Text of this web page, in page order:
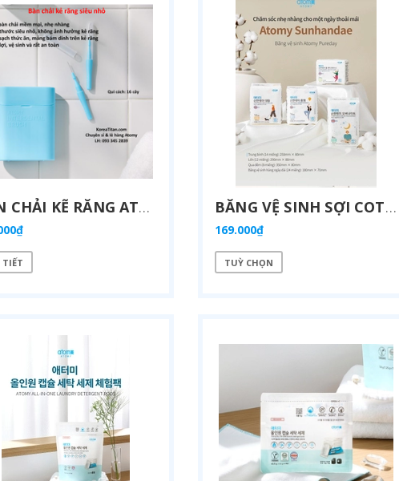
BÀN CHẢI KẼ RĂNG ATOMY SS (1 GÓI/16 CÁI) - ATOMY INTERDENTAL BRUSH - 애터미 치간브러시SS (1팩/16개입)
TIẾT
BĂNG VỆ SINH SỢI COTTON SIÊU THẤM HÚT, KHÔNG GÂY DỊ ỨNG, KHÔNG CHỨA KIM LOẠI NẶNG - ATOMY PUREDAY SANITARY PADS - 아토미 퓨어데이 중형 생리대 - САНИТАРНЫЕ ПРОКЛАДКИ ATOMY PUREDAY СРЕДНЕЙ ВЕЛИЧИНЫ
169.000₫
TUỲ CHỌN